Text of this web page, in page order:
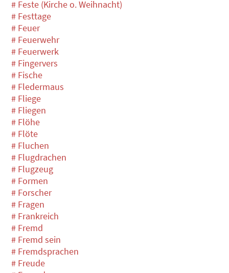
# Feste (Kirche o. Weihnacht)
# Festtage
# Feuer
# Feuerwehr
# Feuerwerk
# Fingervers
# Fische
# Fledermaus
# Fliege
# Fliegen
# Flöhe
# Flöte
# Fluchen
# Flugdrachen
# Flugzeug
# Formen
# Forscher
# Fragen
# Frankreich
# Fremd
# Fremd sein
# Fremdsprachen
# Freude